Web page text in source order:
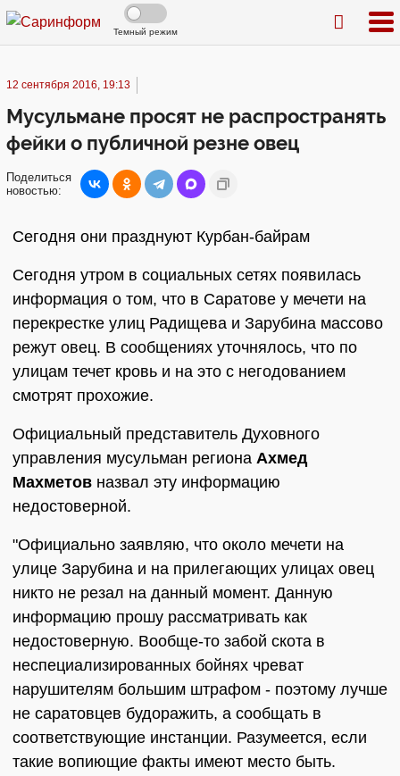
Темный режим
12 сентября 2016, 19:13
Мусульмане просят не распространять
фейки о публичной резне овец
Поделиться
новостью:
Сегодня они празднуют Курбан-байрам
Сегодня утром в социальных сетях появилась
информация о том, что в Саратове у мечети на
перекрестке улиц Радищева и Зарубина массово
режут овец. В сообщениях уточнялось, что по
улицам течет кровь и на это с негодованием
смотрят прохожие.
Официальный представитель Духовного
управления мусульман региона Ахмед
Махметов назвал эту информацию
недостоверной.
"Официально заявляю, что около мечети на
улице Зарубина и на прилегающих улицах овец
никто не резал на данный момент. Данную
информацию прошу рассматривать как
недостоверную. Вообще-то забой скота в
неспециализированных бойнях чреват
нарушителям большим штрафом - поэтому лучше
не саратовцев будоражить, а сообщать в
соответствующие инстанции. Разумеется, если
такие вопиющие факты имеют место быть.